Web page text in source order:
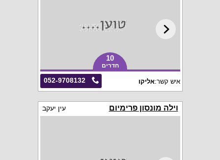
10
חדרים
052-9708132 איש קשר:אליקו
וילה מונסון פרימיום עין יעקב